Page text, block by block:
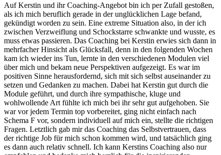
Auf Kerstin und ihr Coaching-Angebot bin ich per Zufall gestoßen,
als ich mich beruflich gerade in der unglücklichen Lage befand,
gekündigt worden zu sein. Eine extreme Situation also, in der ich
zwischen Verzweiflung und Schockstarre schwankte und wusste, es
muss etwas passieren. Das Coaching bei Kerstin erwies sich dann in
mehrfacher Hinsicht als Glücksfall, denn in den folgenden Wochen
kam ich wieder ins Tun, lernte in den verschiedenen Modulen viel
über mich und bekam neue Perspektiven aufgezeigt. Es war im
positiven Sinne herausfordernd, sich mit sich selbst auseinander zu
setzen und Gedanken zu machen. Dabei hat Kerstin gut durch die
Module geführt, und durch ihre sympathische, kluge und
wohlwollende Art fühlte ich mich bei ihr sehr gut aufgehoben. Sie
war vor jedem Termin top vorbereitet, ging nicht einfach nach
Schema F vor, sondern individuell auf mich ein, stellte die richtigen
Fragen. Letztlich gab mir das Coaching das Selbstvertrauen, dass
der richtige Job für mich schon kommen wird, und tatsächlich ging
es dann auch relativ schnell. Ich kann Kerstins Coaching also nur